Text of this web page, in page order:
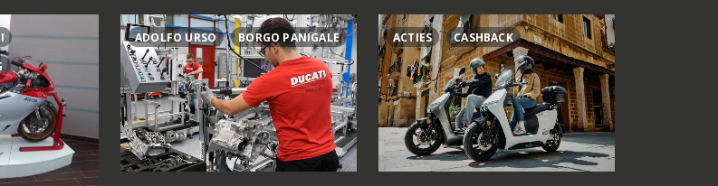
ADOLFO URSO BORGO PANIGALE ACTIES CASHBACK